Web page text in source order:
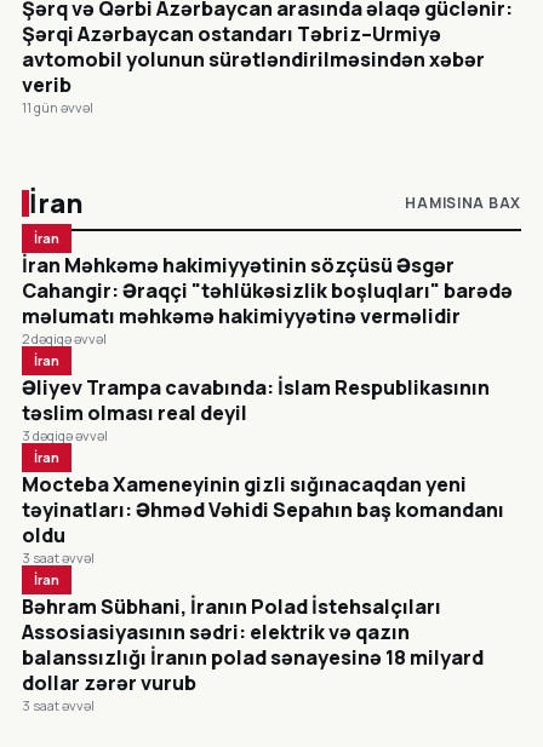
Şərq və Qərbi Azərbaycan arasında əlaqə güclənir:
Şərqi Azərbaycan ostandarı Təbriz–Urmiyə
avtomobil yolunun sürətləndirilməsindən xəbər
verib
11 gün əvvəl
İran HAMISINA BAX
İran
İran Məhkəmə hakimiyyətinin sözçüsü Əsgər
Cahangir: Əraqçi "təhlükəsizlik boşluqları" barədə
məlumatı məhkəmə hakimiyyətinə verməlidir
2 dəqiqə əvvəl
İran
Əliyev Trampa cavabında: İslam Respublikasının
təslim olması real deyil
3 dəqiqə əvvəl
İran
Mocteba Xameneyinin gizli sığınacaqdan yeni
təyinatları: Əhməd Vəhidi Sepahın baş komandanı
oldu
3 saat əvvəl
İran
Bəhram Sübhani, İranın Polad İstehsalçıları
Assosiasiyasının sədri: elektrik və qazın
balanssızlığı İranın polad sənayesinə 18 milyard
dollar zərər vurub
3 saat əvvəl